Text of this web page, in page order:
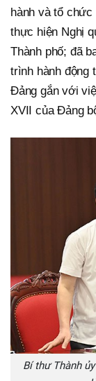
hành và tổ
thực hiện Nghị
Thành phố; đã
trình hành động
Đảng gắn với
XVII của Đảng
Bí thư Thành